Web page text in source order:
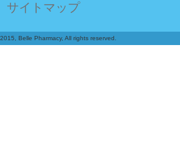
サイトマップ
Belle Pharmacy, All rights reserved.